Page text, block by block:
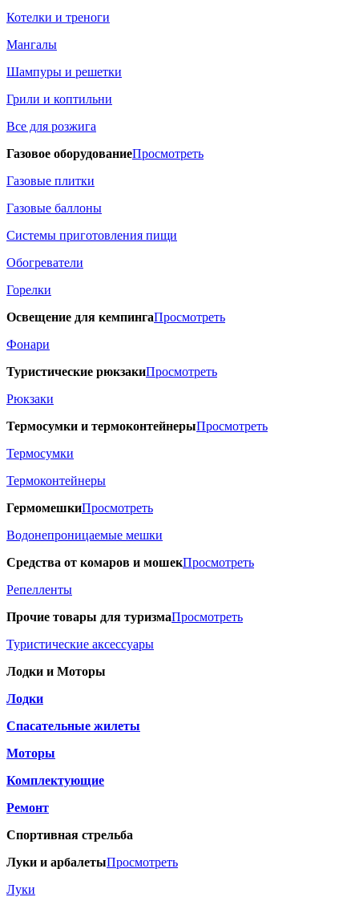
Котелки и треноги
Мангалы
Шампуры и решетки
Грили и коптильни
Все для розжига
Газовое оборудованиеПросмотреть
Газовые плитки
Газовые баллоны
Системы приготовления пищи
Обогреватели
Горелки
Освещение для кемпингаПросмотреть
Фонари
Туристические рюкзакиПросмотреть
Рюкзаки
Термосумки и термоконтейнерыПросмотреть
Термосумки
Термоконтейнеры
ГермомешкиПросмотреть
Водонепроницаемые мешки
Средства от комаров и мошекПросмотреть
Репелленты
Прочие товары для туризмаПросмотреть
Туристические аксессуары
Лодки и Моторы
Лодки
Спасательные жилеты
Моторы
Комплектующие
Ремонт
Спортивная стрельба
Луки и арбалетыПросмотреть
Луки